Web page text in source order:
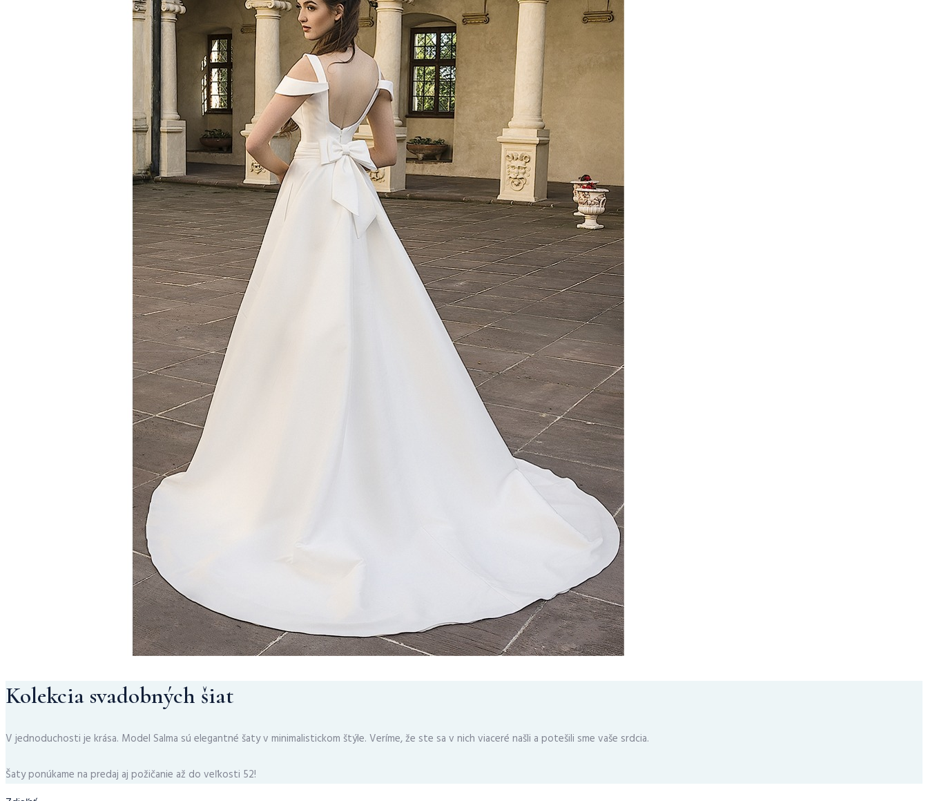
Kolekcia svadobných šiat
V jednoduchosti je krása. Model Salma sú elegantné šaty v minimalistickom štýle. Veríme, že ste sa v nich viaceré našli a potešili sme vaše srdcia.
Šaty ponúkame na predaj aj požičanie až do veľkosti 52!